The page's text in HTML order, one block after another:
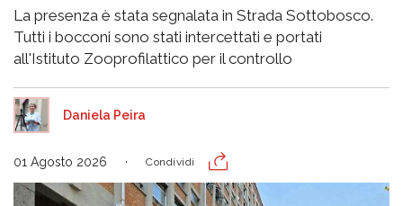
La presenza è stata segnalata in Strada Sottobosco.
Tutti i bocconi sono stati intercettati e portati
all'Istituto Zooprofilattico per il controllo
Daniela Peira
01 Agosto 2026 Condividi